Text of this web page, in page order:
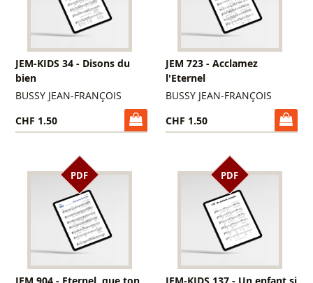
JEM-KIDS 34 - Disons du
bien
BUSSY JEAN-FRANÇOIS
CHF 1.50
JEM 723 - Acclamez
l'Eternel
BUSSY JEAN-FRANÇOIS
CHF 1.50
PDF PDF